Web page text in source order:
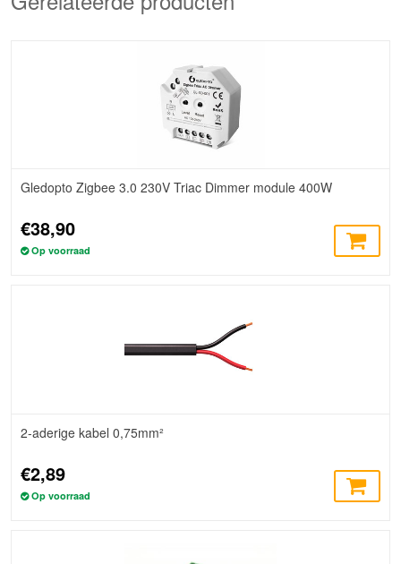
Gledopto Zigbee 3.0 230V Triac Dimmer module 400W
€38,90
Op voorraad
2-aderige kabel 0,75mm²
€2,89
Op voorraad